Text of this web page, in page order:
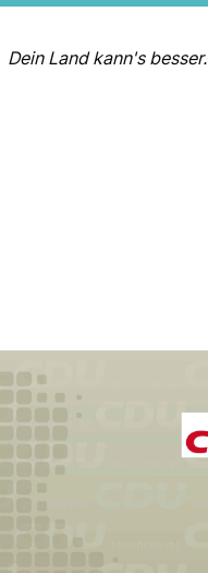
Dein Land kann's besser.